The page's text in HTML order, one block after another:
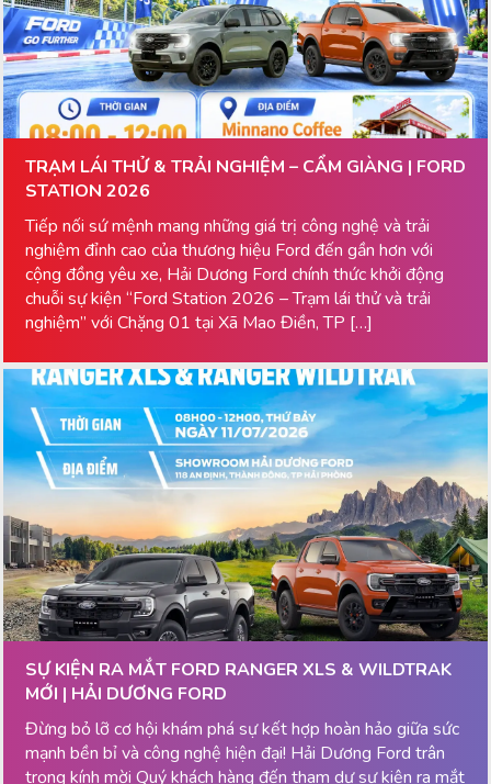
TRẠM LÁI THỬ & TRẢI NGHIỆM – CẨM GIÀNG | FORD
STATION 2026
Tiếp nối sứ mệnh mang những giá trị công nghệ và trải
nghiệm đỉnh cao của thương hiệu Ford đến gần hơn với
cộng đồng yêu xe, Hải Dương Ford chính thức khởi động
chuỗi sự kiện “Ford Station 2026 – Trạm lái thử và trải
nghiệm” với Chặng 01 tại Xã Mao Điền, TP […]
SỰ KIỆN RA MẮT FORD RANGER XLS & WILDTRAK
MỚI | HẢI DƯƠNG FORD
Đừng bỏ lỡ cơ hội khám phá sự kết hợp hoàn hảo giữa sức
mạnh bền bỉ và công nghệ hiện đại! Hải Dương Ford trân
trọng kính mời Quý khách hàng đến tham dự sự kiện ra mắt